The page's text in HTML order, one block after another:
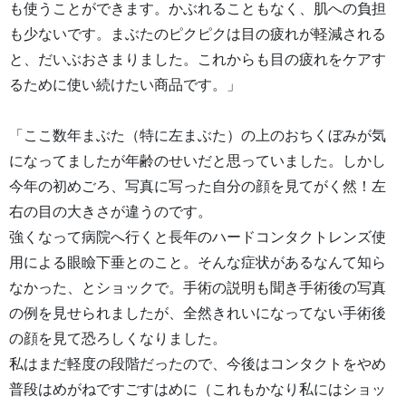
も使うことができます。かぶれることもなく、肌への負担
も少ないです。まぶたのピクピクは目の疲れが軽減される
と、だいぶおさまりました。これからも目の疲れをケアす
るために使い続けたい商品です。」
「ここ数年まぶた（特に左まぶた）の上のおちくぼみが気
になってましたが年齢のせいだと思っていました。しかし
今年の初めごろ、写真に写った自分の顔を見てがく然！左
右の目の大きさが違うのです。
強くなって病院へ行くと長年のハードコンタクトレンズ使
用による眼瞼下垂とのこと。そんな症状があるなんて知ら
なかった、とショックで。手術の説明も聞き手術後の写真
の例を見せられましたが、全然きれいになってない手術後
の顔を見て恐ろしくなりました。
私はまだ軽度の段階だったので、今後はコンタクトをやめ
普段はめがねですごすはめに（これもかなり私にはショッ